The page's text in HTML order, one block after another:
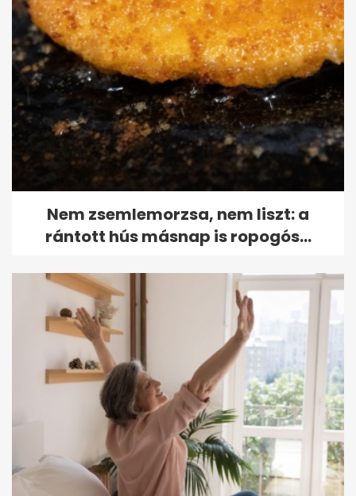
Nem zsemlemorzsa, nem liszt: a
rántott hús másnap is ropogós...